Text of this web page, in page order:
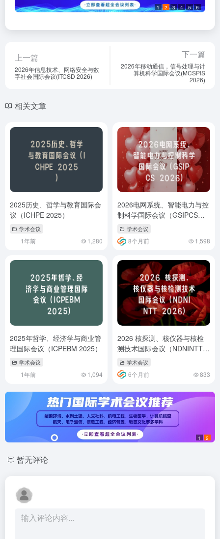
1 2 3 4 5 6
上一篇
2026年信息技术、网络安全与数
字社会国际会议(ITCSD 2026)
下一篇
2026年移动通信，信号处理与计
算机科学国际会议(MCSPIS
2026)
相关文章
2025历史、哲学与教育国际会
议（ICHPE 2025）
学术会议
1年前 1,280
2026电网系统、智能电力与控
制科学国际会议（GSIPCS
2026）
学术会议
8个月前 1,598
2025年哲学、经济学与商业管
理国际会议（ICPEBM 2025）
学术会议
1年前 1,094
2026 核探测、核仪器与核检
测技术国际会议（NDNINTT
2026）
学术会议
6个月前 833
1 2
暂无评论